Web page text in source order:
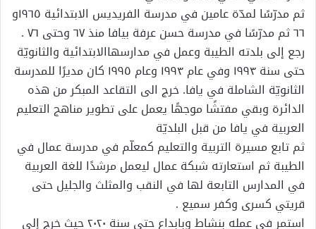
ثم مدرّسًا لمدّة عامين في مدرسة الفريديس الابتدائية ١٩٦٥و
٦٦ ثم مدرّسًا في مدرسة حسن عرفة بيافا منذ ٦٧ وحتى ٧٦ .
رجع إلى بلدته الطيبة وعمل في مدارسهاالابتدائية والثانويّة
حتى سنة ١٩٩٣ وفي عام ١٩٩٣ وعام ١٩٩٥ كان مديرًا للمدرسة
الثانويّة الشاملة في يافا. خرج الى التقاعد المبكر من هذه
الدائرة وبقي مفتشًا موجهًا يعمل على تطوير مناهج التعليم
العربية في يافا من قبل البلديّة
ثم تابع مسيرة التربية والتعليم كمعلّم في مدرسة عمال في
الطيبة ثم استعارته شبكة عمال ليعمل مرشدًا للغة العربية
في المدارس التابعة لها في النقب والمثلث والجليل حتى
قريتي كسرى وكفر سميع .
استمر في عمله بنشاط وبابداع حتى سنة ٢٠٢٠ حيث خرج إلى